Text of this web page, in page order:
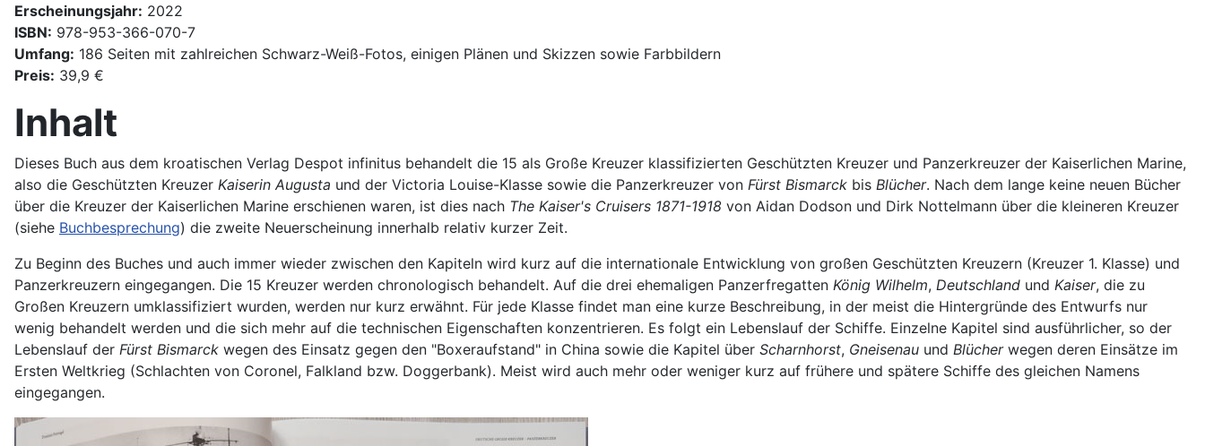
Erscheinungsjahr: 2022
ISBN: 978-953-366-070-7
Umfang: 186 Seiten mit zahlreichen Schwarz-Weiß-Fotos, einigen Plänen und Skizzen sowie Farbbildern
Preis: 39,9 €
Inhalt
Dieses Buch aus dem kroatischen Verlag Despot infinitus behandelt die 15 als Große Kreuzer klassifizierten Geschützten Kreuzer und Panzerkreuzer der Kaiserlichen Marine,
also die Geschützten Kreuzer Kaiserin Augusta und der Victoria Louise-Klasse sowie die Panzerkreuzer von Fürst Bismarck bis Blücher. Nach dem lange keine neuen Bücher
über die Kreuzer der Kaiserlichen Marine erschienen waren, ist dies nach The Kaiser's Cruisers 1871-1918 von Aidan Dodson und Dirk Nottelmann über die kleineren Kreuzer
(siehe Buchbesprechung) die zweite Neuerscheinung innerhalb relativ kurzer Zeit.
Zu Beginn des Buches und auch immer wieder zwischen den Kapiteln wird kurz auf die internationale Entwicklung von großen Geschützten Kreuzern (Kreuzer 1. Klasse) und
Panzerkreuzern eingegangen. Die 15 Kreuzer werden chronologisch behandelt. Auf die drei ehemaligen Panzerfregatten König Wilhelm, Deutschland und Kaiser, die zu
Großen Kreuzern umklassifiziert wurden, werden nur kurz erwähnt. Für jede Klasse findet man eine kurze Beschreibung, in der meist die Hintergründe des Entwurfs nur
wenig behandelt werden und die sich mehr auf die technischen Eigenschaften konzentrieren. Es folgt ein Lebenslauf der Schiffe. Einzelne Kapitel sind ausführlicher, so der
Lebenslauf der Fürst Bismarck wegen des Einsatz gegen den "Boxeraufstand" in China sowie die Kapitel über Scharnhorst, Gneisenau und Blücherwegen deren Einsätze im
Ersten Weltkrieg (Schlachten von Coronel, Falkland bzw. Doggerbank). Meist wird auch mehr oder weniger kurz auf frühere und spätere Schiffe des gleichen Namens
eingegangen.